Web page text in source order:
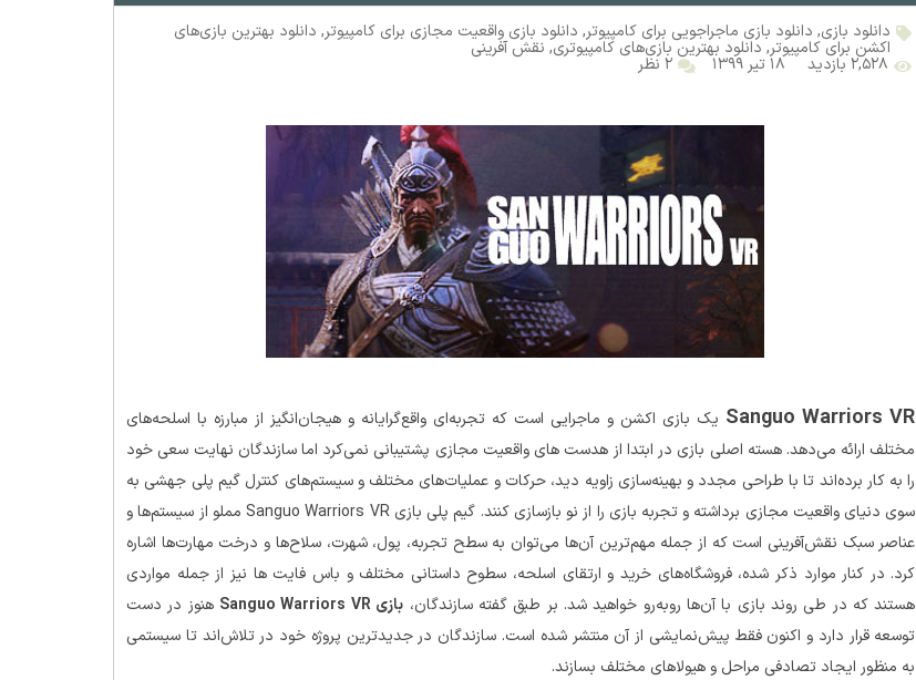
دانلود بازی, دانلود بازی ماجراجویی برای کامپیوتر, دانلود بازی واقعیت مجازی برای کامپیوتر, دانلود بهترین بازی‌های
اکشن برای کامپیوتر, دانلود بهترین بازی‌های کامپیوتری, نقش آفرینی
۲,۵۲۸ بازدید ۱۸ تیر ۱۳۹۹ ۲ نظر
Sanguo Warriors VR یک بازی اکشن و ماجرایی است که تجربه‌ای واقع‌گرایانه و هیجان‌انگیز از مبارزه با اسلحه‌های
مختلف ارائه می‌دهد. هسته اصلی بازی در ابتدا از هدست های واقعیت مجازی پشتیبانی نمی‌کرد اما سازندگان نهایت سعی خود
را به کار برده‌اند تا با طراحی مجدد و بهینه‌سازی زاویه دید، حرکات و عملیات‌های مختلف و سیستم‌های کنترل گیم پلی جهشی به
سوی دنیای واقعیت مجازی برداشته و تجربه بازی را از نو بازسازی کنند. گیم پلی بازی Sanguo Warriors VR مملو از سیستم‌ها و
عناصر سبک نقش‌آفرینی است که از جمله مهم‌ترین آن‌ها می‌توان به سطح تجربه، پول، شهرت، سلاح‌ها و درخت مهارت‌ها اشاره
کرد. در کنار موارد ذکر شده، فروشگاه‌های خرید و ارتقای اسلحه، سطوح داستانی مختلف و باس فایت ها نیز از جمله مواردی
هستند که در طی روند بازی با آن‌ها روبه‌رو خواهید شد. بر طبق گفته سازندگان، بازی Sanguo Warriors VR
هنوز در دست
توسعه قرار دارد و اکنون فقط پیش‌نمایشی از آن منتشر شده است. سازندگان در جدیدترین پروژه خود در تلاش‌اند تا سیستمی
به منظور ایجاد تصادفی مراحل و هیولاهای مختلف بسازند.